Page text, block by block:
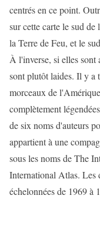
centrés en ce point.
sur cette carte le sud
la Terre de Feu, et le
À l'inverse, si elles sont
sont plutôt laides. Il y a
morceaux de
complètement
de six noms d'auteurs
appartient à une
sous les noms de The
International Atlas. Les
échelonnées de 1969 à